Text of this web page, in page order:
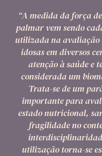
“A medida da força
palmar vem sendo
utilizada na avaliação
idosas em diversos
atenção à saúde e
considerada um
Trata-se de um
importante para
estado nutricional,
fragilidade no
utilização torna-se